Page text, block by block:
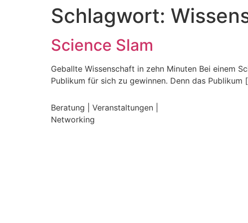
Schlagwort:
Science Slam
Geballte Wissenschaft in zehn Minuten Bei einem
Publikum für sich zu gewinnen. Denn das Publikum
Beratung | Veranstaltungen |
Networking